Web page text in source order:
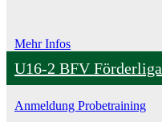
Mehr Infos
U16-2 BFV Förderliga
Anmeldung Probetraining